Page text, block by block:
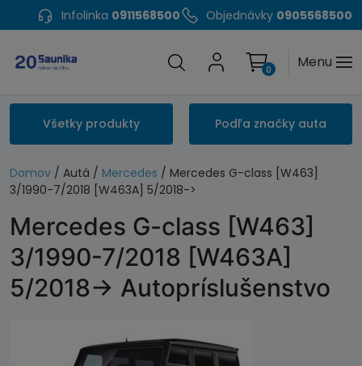
Infolinka 0911568500 Objednávky 0905568500
Menu
0
Všetky produkty Podľa značky auta
Domov / Autá / Mercedes / Mercedes G-class [W463]
3/1990-7/2018 [W463A] 5/2018->
Mercedes G-class [W463]
3/1990-7/2018 [W463A]
5/2018-> Autopríslušenstvo